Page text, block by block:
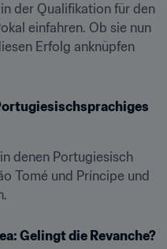
der Qualifikation für den
einfahren. Ob sie nun
Erfolg anknüpfen
denen Portugiesisch
Tomé und Príncipe und
Gelingt die Revanche?